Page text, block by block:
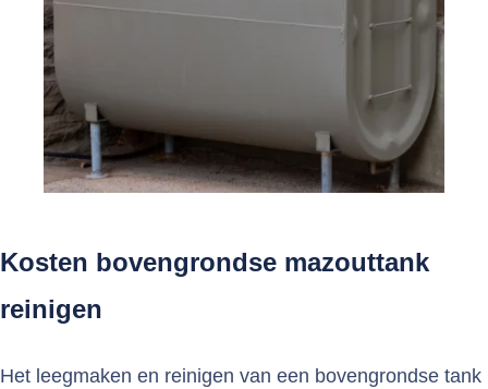
Kosten bovengrondse mazouttank
reinigen
Het leegmaken en reinigen van een bovengrondse tank